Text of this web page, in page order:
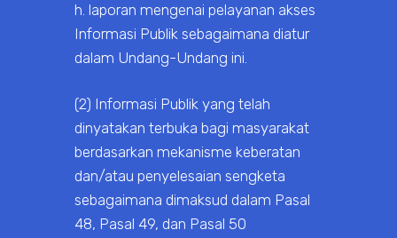
h. laporan mengenai pelayanan akses
Informasi Publik sebagaimana diatur
dalam Undang-Undang ini.
(2) Informasi Publik yang telah
dinyatakan terbuka bagi masyarakat
berdasarkan mekanisme keberatan
dan/atau penyelesaian sengketa
sebagaimana dimaksud dalam Pasal
48, Pasal 49, dan Pasal 50